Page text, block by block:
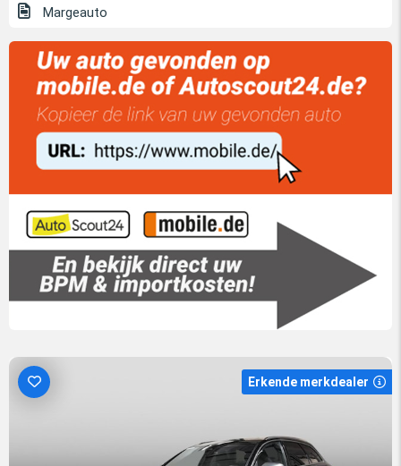
Margeauto
Erkende merkdealer